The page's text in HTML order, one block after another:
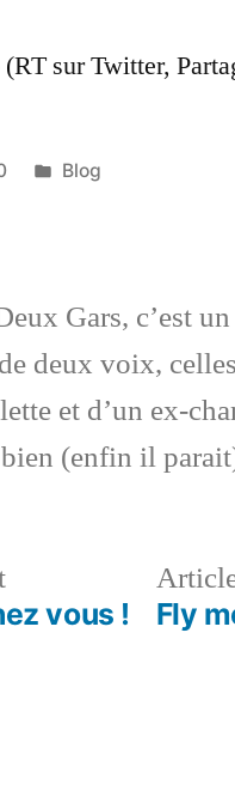
sur Twitter,
Publié
Blog
Gars, c’est
deux voix,
et d’un ex-
bien (enfin il
Article
précédent :
vous ! Fly